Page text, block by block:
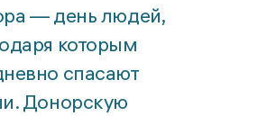
— день людей,
которым
спасают
Донорскую